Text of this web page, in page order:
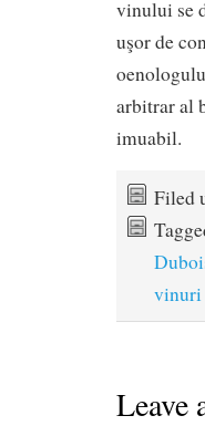
vinului se
uşor de
arbitrar al
imuabil.
Filed
vinuri
Leave